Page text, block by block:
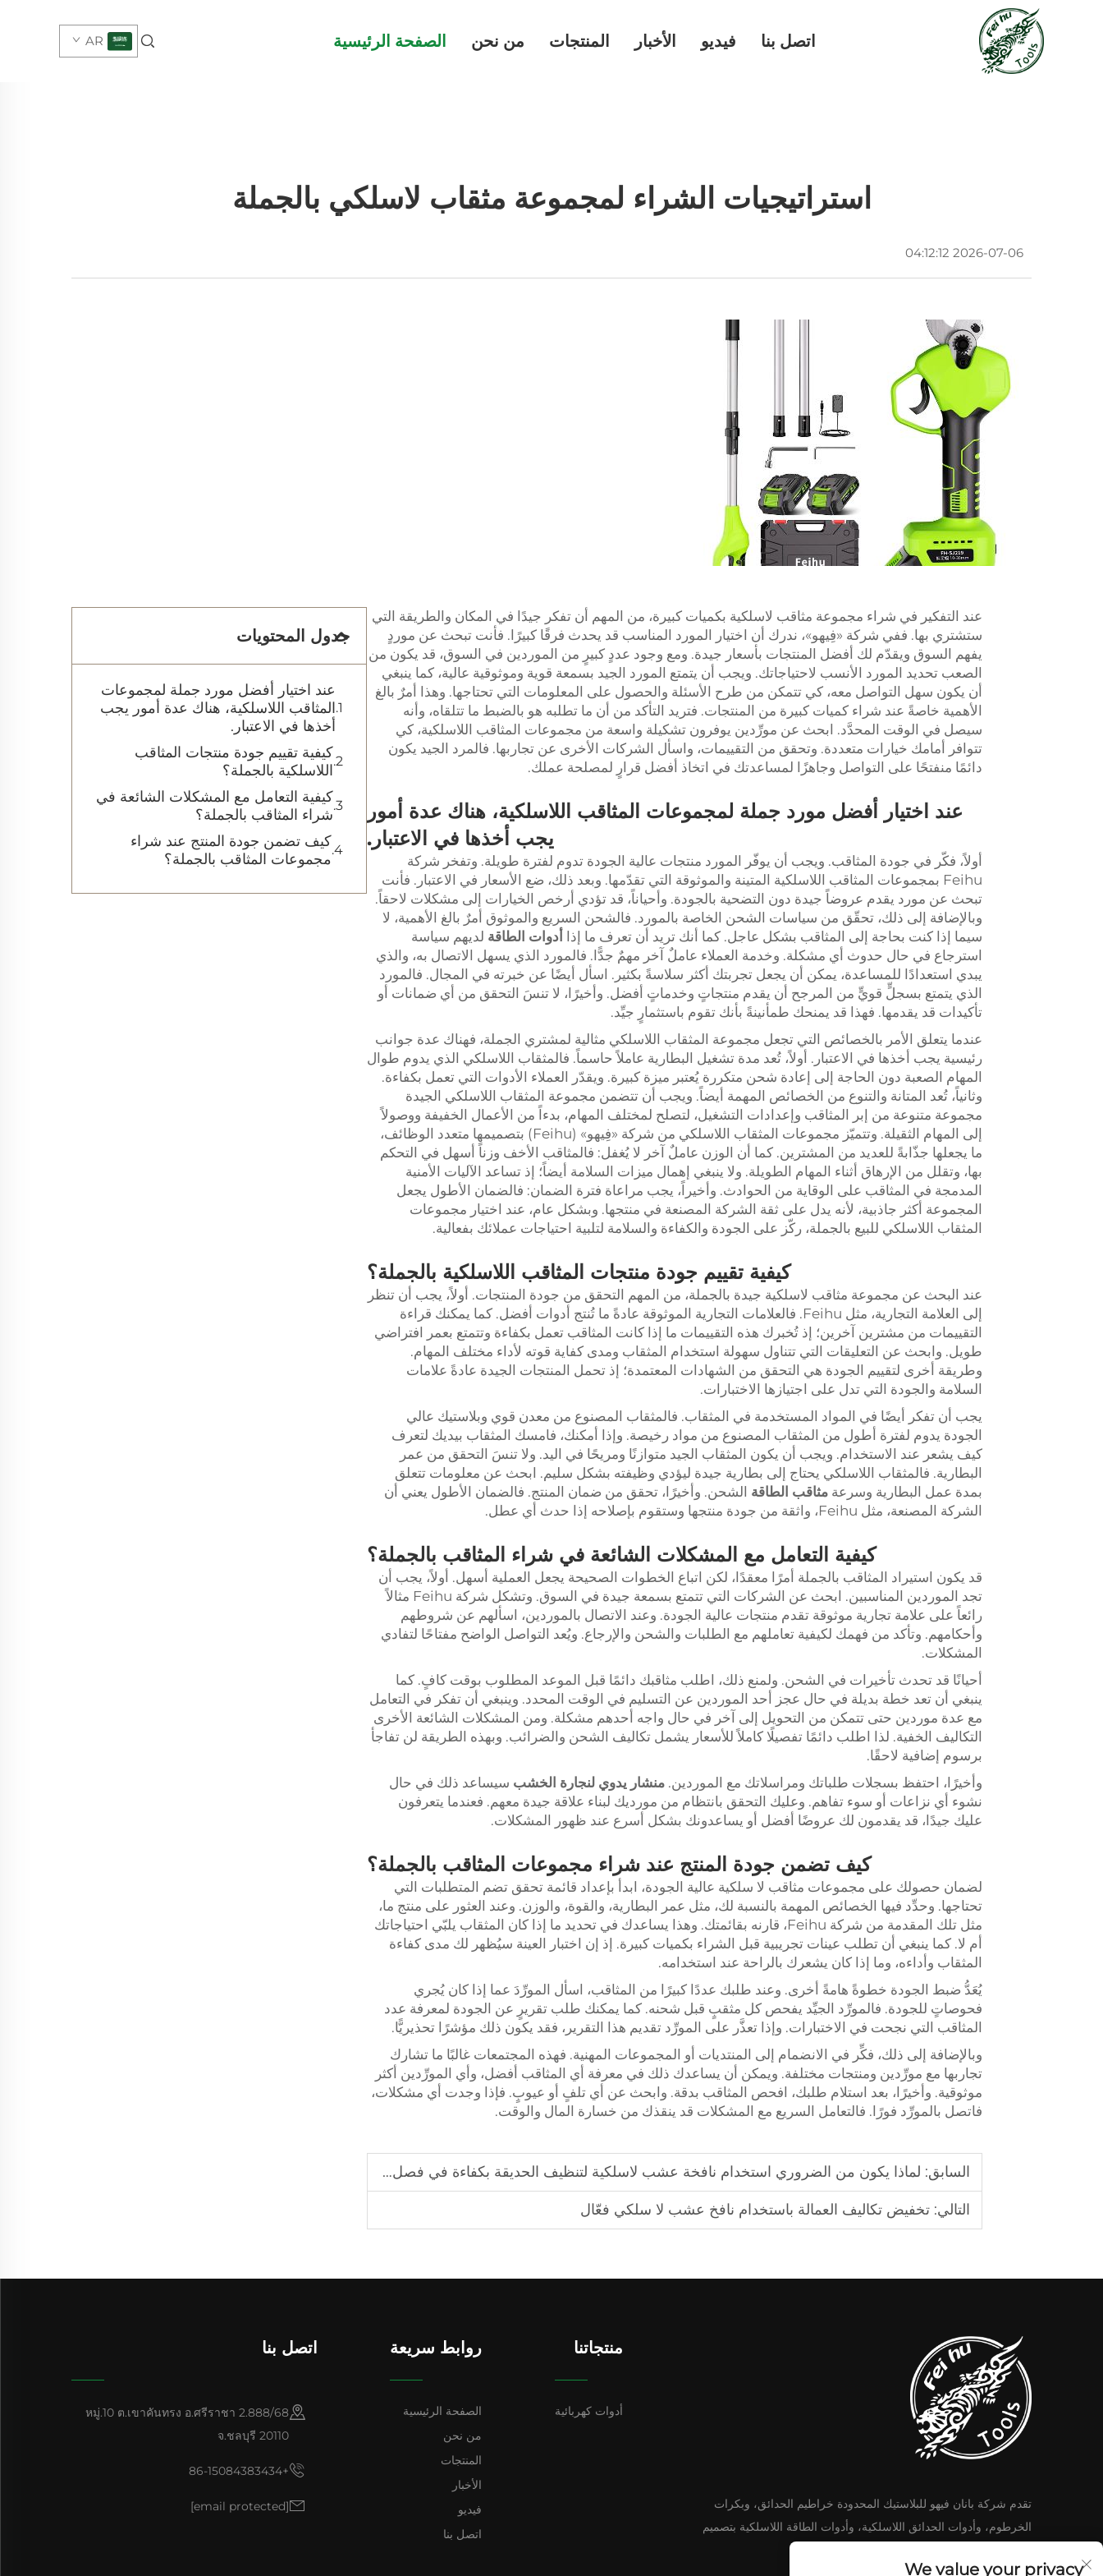
الصفحة الرئيسية من نحن المنتجات الأخبار فيديو اتصل بنا AR
استراتيجيات الشراء لمجموعة مثقاب لاسلكي بالجملة
2026-07-06 04:12:12
عند التفكير في شراء مجموعة مثاقب لاسلكية بكميات كبيرة، من المهم أن تفكر جيدًا في المكان والطريقة التي
ستشتري بها. ففي شركة «فِيهو»، ندرك أن اختيار المورد المناسب قد يحدث فرقًا كبيرًا. فأنت تبحث عن موردٍ
يفهم السوق ويقدّم لك أفضل المنتجات بأسعار جيدة. ومع وجود عددٍ كبيرٍ من الموردين في السوق، قد يكون من
الصعب تحديد المورد الأنسب لاحتياجاتك. ويجب أن يتمتع المورد الجيد بسمعة قوية وموثوقية عالية، كما ينبغي
أن يكون سهل التواصل معه، كي تتمكن من طرح الأسئلة والحصول على المعلومات التي تحتاجها. وهذا أمرٌ بالغ
الأهمية خاصةً عند شراء كميات كبيرة من المنتجات. فتريد التأكد من أن ما تطلبه هو بالضبط ما تتلقاه، وأنه
سيصل في الوقت المحدَّد. ابحث عن مورِّدين يوفرون تشكيلة واسعة من مجموعات المثاقب اللاسلكية، كي
تتوافر أمامك خيارات متعددة. وتحقق من التقييمات، واسأل الشركات الأخرى عن تجاربها. فالمرد الجيد يكون
دائمًا منفتحًا على التواصل وجاهزًا لمساعدتك في اتخاذ أفضل قرارٍ لمصلحة عملك.
عند اختيار أفضل مورد جملة لمجموعات المثاقب اللاسلكية، هناك عدة أمور
يجب أخذها في الاعتبار.
أولاً، فكّر في جودة المثاقب. ويجب أن يوفّر المورد منتجات عالية الجودة تدوم لفترة طويلة. وتفخر شركة
Feihu بمجموعات المثاقب اللاسلكية المتينة والموثوقة التي تقدّمها. وبعد ذلك، ضع الأسعار في الاعتبار. فأنت
تبحث عن مورد يقدم عروضاً جيدة دون التضحية بالجودة. وأحياناً، قد تؤدي أرخص الخيارات إلى مشكلات لاحقاً.
وبالإضافة إلى ذلك، تحقّق من سياسات الشحن الخاصة بالمورد. فالشحن السريع والموثوق أمرٌ بالغ الأهمية، لا
سيما إذا كنت بحاجة إلى المثاقب بشكل عاجل. كما أنك تريد أن تعرف ما إذا
أدوات الطاقة لديهم سياسة
استرجاع في حال حدوث أي مشكلة. وخدمة العملاء عاملٌ آخر مهمٌ جدًّا. فالمورد الذي يسهل الاتصال به، والذي
يبدي استعدادًا للمساعدة، يمكن أن يجعل تجربتك أكثر سلاسةً بكثير. اسأل أيضًا عن خبرته في المجال. فالمورد
الذي يتمتع بسجلٍّ قويٍّ من المرجح أن يقدم منتجاتٍ وخدماتٍ أفضل. وأخيرًا، لا تنسَ التحقق من أي ضمانات أو
تأكيدات قد يقدمها. فهذا قد يمنحك طمأنينةً بأنك تقوم باستثمارٍ جيِّد.
عندما يتعلق الأمر بالخصائص التي تجعل مجموعة المثقاب اللاسلكي مثالية لمشتري الجملة، فهناك عدة جوانب
رئيسية يجب أخذها في الاعتبار. أولاً، تُعد مدة تشغيل البطارية عاملاً حاسماً. فالمثقاب اللاسلكي الذي يدوم طوال
المهام الصعبة دون الحاجة إلى إعادة شحن متكررة يُعتبر ميزة كبيرة. ويقدّر العملاء الأدوات التي تعمل بكفاءة.
وثانياً، تُعد المتانة والتنوع من الخصائص المهمة أيضاً. ويجب أن تتضمن مجموعة المثقاب اللاسلكي الجيدة
مجموعة متنوعة من إبر المثاقب وإعدادات التشغيل، لتصلح لمختلف المهام، بدءاً من الأعمال الخفيفة ووصولاً
إلى المهام الثقيلة. وتتميّز مجموعات المثقاب اللاسلكي من شركة «فِيهو» (Feihu) بتصميمها متعدد الوظائف،
ما يجعلها جذّابةً للعديد من المشترين. كما أن الوزن عاملٌ آخر لا يُغفل: فالمثاقب الأخف وزناً أسهل في التحكم
بها، وتقلل من الإرهاق أثناء المهام الطويلة. ولا ينبغي إهمال ميزات السلامة أيضاً؛ إذ تساعد الآليات الأمنية
المدمجة في المثاقب على الوقاية من الحوادث. وأخيراً، يجب مراعاة فترة الضمان: فالضمان الأطول يجعل
المجموعة أكثر جاذبية، لأنه يدل على ثقة الشركة المصنعة في منتجها. وبشكل عام، عند اختيار مجموعات
المثقاب اللاسلكي للبيع بالجملة، ركّز على الجودة والكفاءة والسلامة لتلبية احتياجات عملائك بفعالية.
كيفية تقييم جودة منتجات المثاقب اللاسلكية بالجملة؟
عند البحث عن مجموعة مثاقب لاسلكية جيدة بالجملة، من المهم التحقق من جودة المنتجات. أولاً، يجب أن تنظر
إلى العلامة التجارية، مثل Feihu. فالعلامات التجارية الموثوقة عادةً ما تُنتج أدوات أفضل. كما يمكنك قراءة
التقييمات من مشترين آخرين؛ إذ تُخبرك هذه التقييمات ما إذا كانت المثاقب تعمل بكفاءة وتتمتع بعمر افتراضي
طويل. وابحث عن التعليقات التي تتناول سهولة استخدام المثقاب ومدى كفاية قوته لأداء مختلف المهام.
وطريقة أخرى لتقييم الجودة هي التحقق من الشهادات المعتمدة؛ إذ تحمل المنتجات الجيدة عادةً علامات
السلامة والجودة التي تدل على اجتيازها الاختبارات.
يجب أن تفكر أيضًا في المواد المستخدمة في المثقاب. فالمثقاب المصنوع من معدن قوي وبلاستيك عالي
الجودة يدوم لفترة أطول من المثقاب المصنوع من مواد رخيصة. وإذا أمكنك، فامسك المثقاب بيديك لتعرف
كيف يشعر عند الاستخدام. ويجب أن يكون المثقاب الجيد متوازنًا ومريحًا في اليد. ولا تنسَ التحقق من عمر
البطارية. فالمثقاب اللاسلكي يحتاج إلى بطارية جيدة ليؤدي وظيفته بشكل سليم. ابحث عن معلومات تتعلق
بمدة عمل البطارية وسرعة مثاقب الطاقة الشحن. وأخيرًا، تحقق من ضمان المنتج. فالضمان الأطول يعني أن
الشركة المصنعة، مثل Feihu، واثقة من جودة منتجها وستقوم بإصلاحه إذا حدث أي عطل.
كيفية التعامل مع المشكلات الشائعة في شراء المثاقب بالجملة؟
قد يكون استيراد المثاقب بالجملة أمرًا معقدًا، لكن اتباع الخطوات الصحيحة يجعل العملية أسهل. أولاً، يجب أن
تجد الموردين المناسبين. ابحث عن الشركات التي تتمتع بسمعة جيدة في السوق. وتشكل شركة Feihu مثالاً
رائعاً على علامة تجارية موثوقة تقدم منتجات عالية الجودة. وعند الاتصال بالموردين، اسألهم عن شروطهم
وأحكامهم. وتأكد من فهمك لكيفية تعاملهم مع الطلبات والشحن والإرجاع. ويُعد التواصل الواضح مفتاحًا لتفادي
المشكلات.
أحيانًا قد تحدث تأخيرات في الشحن. ولمنع ذلك، اطلب مثاقبك دائمًا قبل الموعد المطلوب بوقت كافٍ. كما
ينبغي أن تعد خطة بديلة في حال عجز أحد الموردين عن التسليم في الوقت المحدد. وينبغي أن تفكر في التعامل
مع عدة موردين حتى تتمكن من التحويل إلى آخر في حال واجه أحدهم مشكلة. ومن المشكلات الشائعة الأخرى
التكاليف الخفية. لذا اطلب دائمًا تفصيلًا كاملاً للأسعار يشمل تكاليف الشحن والضرائب. وبهذه الطريقة لن تفاجأ
برسوم إضافية لاحقًا.
وأخيرًا، احتفظ بسجلات طلباتك ومراسلاتك مع الموردين. منشار يدوي لنجارة الخشب سيساعد ذلك في حال
نشوء أي نزاعات أو سوء تفاهم. وعليك التحقق بانتظام من مورديك لبناء علاقة جيدة معهم. فعندما يتعرفون
عليك جيدًا، قد يقدمون لك عروضًا أفضل أو يساعدونك بشكل أسرع عند ظهور المشكلات.
كيف تضمن جودة المنتج عند شراء مجموعات المثاقب بالجملة؟
لضمان حصولك على مجموعات مثاقب لا سلكية عالية الجودة، ابدأ بإعداد قائمة تحقق تضم المتطلبات التي
تحتاجها. وحدِّد فيها الخصائص المهمة بالنسبة لك، مثل عمر البطارية، والقوة، والوزن. وعند العثور على منتج ما،
مثل تلك المقدمة من شركة Feihu، قارنه بقائمتك. وهذا يساعدك في تحديد ما إذا كان المثقاب يلبّي احتياجاتك
أم لا. كما ينبغي أن تطلب عينات تجريبية قبل الشراء بكميات كبيرة. إذ إن اختبار العينة سيُظهر لك مدى كفاءة
المثقاب وأداءه، وما إذا كان يشعرك بالراحة عند استخدامه.
يُعَدُّ ضبط الجودة خطوةً هامةً أخرى. وعند طلبك عددًا كبيرًا من المثاقب، اسأل المورِّدَ عما إذا كان يُجري
فحوصاتٍ للجودة. فالمورِّد الجيِّد يفحص كل مثقبٍ قبل شحنه. كما يمكنك طلب تقريرٍ عن الجودة لمعرفة عدد
المثاقب التي نجحت في الاختبارات. وإذا تعذَّر على المورِّد تقديم هذا التقرير، فقد يكون ذلك مؤشرًا تحذيريًّا.
وبالإضافة إلى ذلك، فكِّر في الانضمام إلى المنتديات أو المجموعات المهنية. فهذه المجتمعات غالبًا ما تشارك
تجاربها مع مورِّدين ومنتجات مختلفة. ويمكن أن يساعدك ذلك في معرفة أي المثاقب أفضل، وأي المورِّدين أكثر
موثوقية. وأخيرًا، بعد استلام طلبك، افحص المثاقب بدقة. وابحث عن أي تلفٍ أو عيوبٍ. فإذا وجدت أي مشكلات،
فاتصل بالمورِّد فورًا. فالتعامل السريع مع المشكلات قد ينقذك من خسارة المال والوقت.
السابق: لماذا يكون من الضروري استخدام نافخة عشب لاسلكية لتنظيف الحديقة بكفاءة في فصل الخريف
التالي: تخفيض تكاليف العمالة باستخدام نافخ عشب لا سلكي فعّال
جدول المحتويات
عند اختيار أفضل مورد جملة لمجموعات
المثاقب اللاسلكية، هناك عدة أمور يجب
أخذها في الاعتبار.
كيفية تقييم جودة منتجات المثاقب
اللاسلكية بالجملة؟
كيفية التعامل مع المشكلات الشائعة في
شراء المثاقب بالجملة؟
كيف تضمن جودة المنتج عند شراء
مجموعات المثاقب بالجملة؟
تقدم شركة بانان فيهو للبلاستيك المحدودة خراطيم الحدائق، وبكرات
الخرطوم، وأدوات الحدائق اللاسلكية، وأدوات الطاقة اللاسلكية بتصميم
منتجاتنا
أدوات كهربائية
روابط سريعة
الصفحة الرئيسية
من نحن
المنتجات
الأخبار
فيديو
اتصل بنا
اتصل بنا
2.888/68 หมู่.10 ต.เขาคันทรง อ.ศรีราชา
จ.ชลบุรี 20110
+86-15084383434
[email protected]
We value your privacy